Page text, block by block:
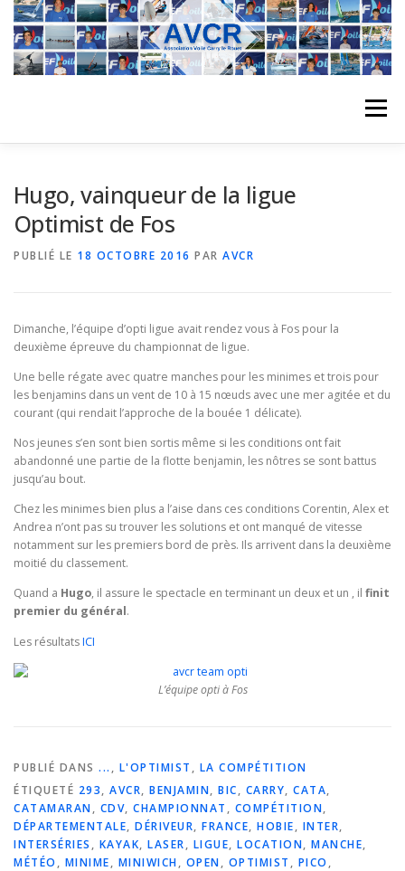
Aller
contenu
Menu
PLANNING DES COURS REVUES DE PRESSE
Hugo, vainqueur de la ligue
Optimist de Fos
PUBLIÉ LE 18 OCTOBRE 2016 PAR AVCR
Dimanche, l’équipe d’opti ligue avait rendez vous à Fos pour la
deuxième épreuve du championnat de ligue.
Une belle régate avec quatre manches pour les minimes et trois pour
les benjamins dans un vent de 10 à 15 nœuds avec une mer agitée et du
courant (qui rendait l’approche de la bouée 1 délicate).
Nos jeunes s’en sont bien sortis même si les conditions ont fait
abandonné une partie de la flotte benjamin, les nôtres se sont battus
jusqu’au bout.
Chez les minimes bien plus a l’aise dans ces conditions Corentin, Alex et
Andrea n’ont pas su trouver les solutions et ont manqué de vitesse
notamment sur les premiers bord de près. Ils arrivent dans la deuxième
moitié du classement.
Quand a Hugo, il assure le spectacle en terminant un deux et un , il finit
premier du général.
Les résultatsICI
L’équipe opti à Fos
PUBLIÉ DANS ... , L'OPTIMIST , LA COMPÉTITION
ÉTIQUETÉ 293, AVCR, BENJAMIN, BIC, CARRY, CATA,
CATAMARAN, CDV, CHAMPIONNAT , COMPÉTITION,
DÉPARTEMENTALE, DÉRIVEUR, FRANCE, HOBIE, INTER,
INTERSÉRIES , KAYAK, LASER, LIGUE, LOCATION, MANCHE,
MÉTÉO , MINIME, MINIWICH, OPEN, OPTIMIST , PICO ,